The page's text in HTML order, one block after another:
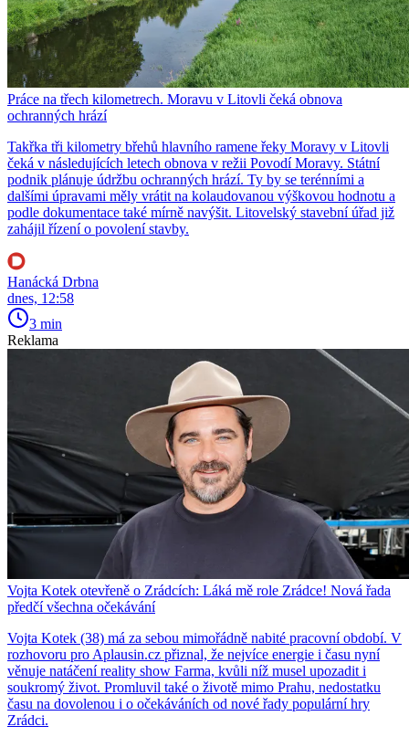
Práce na třech kilometrech. Moravu v Litovli čeká obnova
ochranných hrází
Takřka tři kilometry břehů hlavního ramene řeky Moravy v Litovli
čeká v následujících letech obnova v režii Povodí Moravy. Státní
podnik plánuje údržbu ochranných hrází. Ty by se terénními a
dalšími úpravami měly vrátit na kolaudovanou výškovou hodnotu a
podle dokumentace také mírně navýšit. Litovelský stavební úřad již
zahájil řízení o povolení stavby.
Hanácká Drbna
dnes, 12:58
3 min
Reklama
Vojta Kotek otevřeně o Zrádcích: Láká mě role Zrádce! Nová řada
předčí všechna očekávání
Vojta Kotek (38) má za sebou mimořádně nabité pracovní období. V
rozhovoru pro Aplausin.cz přiznal, že nejvíce energie i času nyní
věnuje natáčení reality show Farma, kvůli níž musel upozadit i
soukromý život. Promluvil také o životě mimo Prahu, nedostatku
času na dovolenou i o očekáváních od nové řady populární hry
Zrádci.